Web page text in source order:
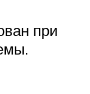
при